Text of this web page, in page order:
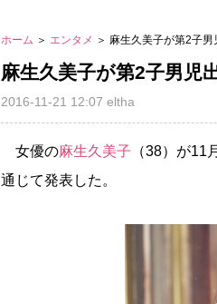
ホーム ＞ エンタメ ＞ 麻生久美子が第2子
麻生久美子が第2子男児
2016-11-21 12:07 eltha
女優の麻生久美子 （38）が
通じて発表した。